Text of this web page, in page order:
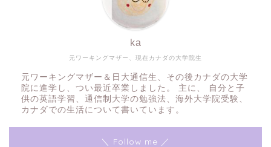
元ワーキングマザー、現在カナダの大学院生
ka
元ワーキングマザー＆日大通信生、その後カナダの大学
院に進学し、つい最近卒業しました。 主に、 自分と子
供の英語学習、通信制大学の勉強法、海外大学院受験、
カナダでの生活について書いています。
＼ Follow me ／